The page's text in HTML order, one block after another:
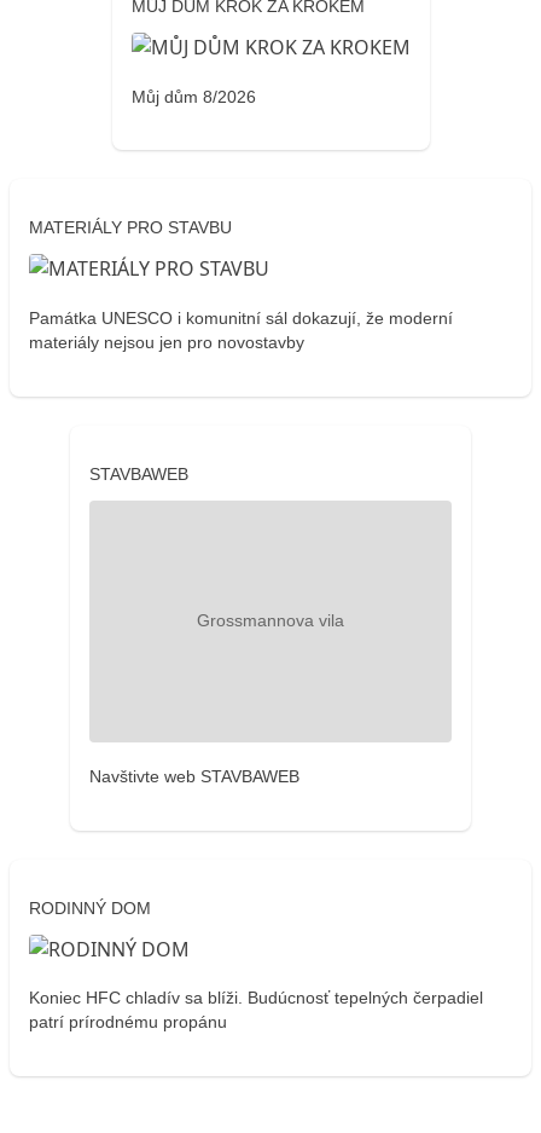
MŮJ DŮM KROK ZA KROKEM
Můj dům 8/2026
MATERIÁLY PRO STAVBU
Památka UNESCO i komunitní sál dokazují, že moderní
materiály nejsou jen pro novostavby
STAVBAWEB
Navštivte web STAVBAWEB
RODINNÝ DOM
Koniec HFC chladív sa blíži. Budúcnosť tepelných čerpadiel
patrí prírodnému propánu